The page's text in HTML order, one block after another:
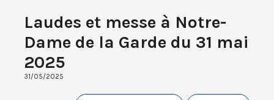
Laudes et messe à Notre-
Dame de la Garde du 31 mai
2025
31/05/2025